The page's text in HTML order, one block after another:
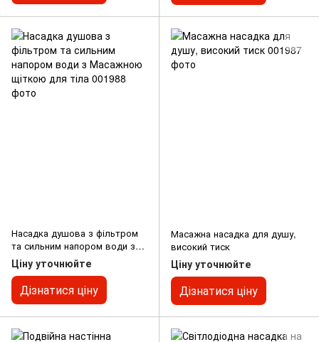
Насадка душова з фільтром
та сильним напором води з
Масажною щіткою для тіла
Ціну уточнюйте
Дізнатися ціну
Масажна насадка для душу,
високий тиск
Ціну уточнюйте
Дізнатися ціну